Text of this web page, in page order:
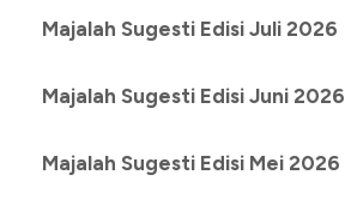
Majalah Sugesti Edisi Juli 2026
Majalah Sugesti Edisi Juni 2026
Majalah Sugesti Edisi Mei 2026